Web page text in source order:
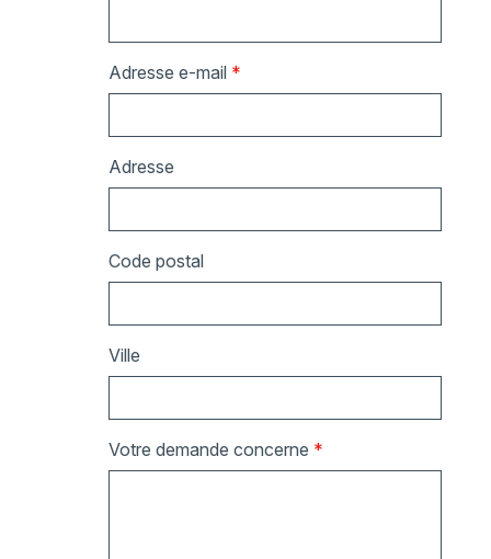
Adresse e-mail *
Adresse
Code postal
Ville
Votre demande concerne *